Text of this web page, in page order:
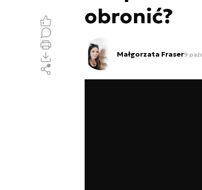
obronić?
Małgorzata Fraser9